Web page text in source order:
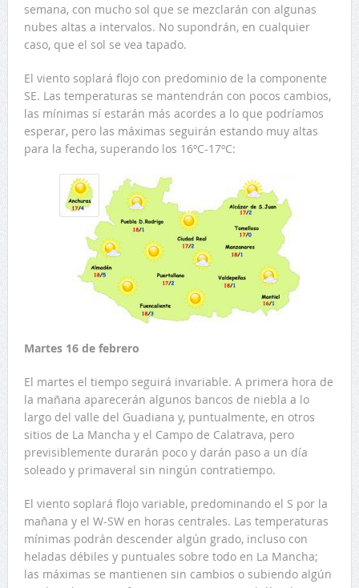
semana, con mucho sol que se mezclarán con algunas
nubes altas a intervalos. No supondrán, en cualquier
caso, que el sol se vea tapado.
El viento soplará flojo con predominio de la componente
SE. Las temperaturas se mantendrán con pocos cambios,
las mínimas sí estarán más acordes a lo que podríamos
esperar, pero las máximas seguirán estando muy altas
para la fecha, superando los 16ºC-17ºC:
Martes 16 de febrero
El martes el tiempo seguirá invariable. A primera hora de
la mañana aparecerán algunos bancos de niebla a lo
largo del valle del Guadiana y, puntualmente, en otros
sitios de La Mancha y el Campo de Calatrava, pero
previsiblemente durarán poco y darán paso a un día
soleado y primaveral sin ningún contratiempo.
El viento soplará flojo variable, predominando el S por la
mañana y el W-SW en horas centrales. Las temperaturas
mínimas podrán descender algún grado, incluso con
heladas débiles y puntuales sobre todo en La Mancha;
las máximas se mantienen sin cambios o subiendo algún